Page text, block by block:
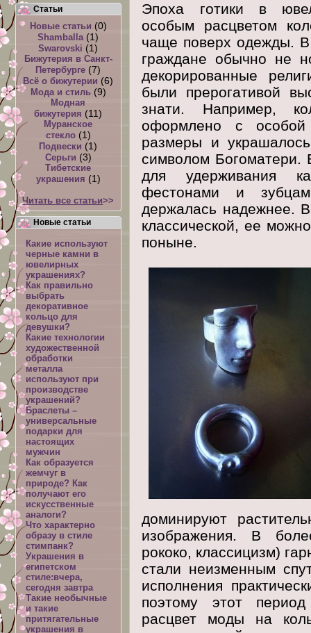
Эпоха готики в
особым расцветом
чаще поверх одежды.
граждане обычно не
декорированные
были прерогативой
знати. Например,
оформлено с
размеры и
символом Богоматери.
для удерживания
фестонами и
держалась надежнее.
классической, ее
поныне.
доминируют
изображения. В
рококо, классицизм)
стали неизменным
исполнения
поэтому этот
расцвет моды на
Статьи
Новые статьи (0)
Shamballa (1)
Swarovski (1)
Бижутерия в Санкт-
Петербурге (7)
Всё о бижутерии (6)
Мода и стиль(9)
Модная
бижутерия (11)
Муранское
стекло(1)
Подвески (1)
Серьги (3)
Тибетские
украшения (1)
Читать все статьи>>
Новые статьи
Какие используют
черные камни в
ювелирных
украшениях?
Как правильно
выбрать
декоративное
кольцо для
девушки?
Какие технологии
художественной
обработки
металла
используют при
производстве
украшений?
Браслеты –
универсальные
подарки для
настоящих
мужчин
Как образуется
жемчуг в
природе? Как
получают его
искусственные
аналоги?
Что характерно
образу в стиле
стимпанк?
Украшения в
египетском
стиле:вчера,
сегодня завтра
Такие необычные
и такие
притягательные
украшения в